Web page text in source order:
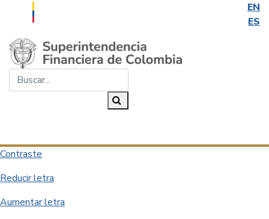
EN
ES
Saltar al contenido principal
Contraste
Reducir letra
Aumentar letra